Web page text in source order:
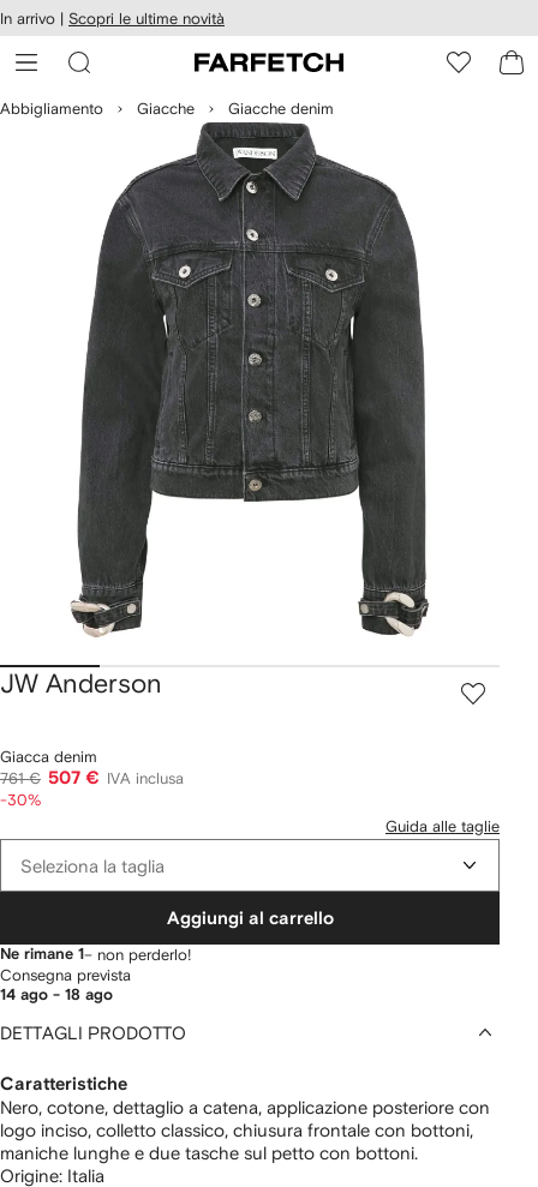
ai
In arrivo | Scopri le ultime novità
Abbigliamento Giacche Giacche denim
JW Anderson
Giacca denim
761 € 507 €
IVA inclusa
-30%
Guida alle taglie
Seleziona la taglia
Aggiungi al carrello
Ne rimane 1– non perderlo!
Consegna prevista
14 ago - 18 ago
DETTAGLI PRODOTTO
Caratteristiche
Nero, cotone, dettaglio a catena, applicazione posteriore con
logo inciso, colletto classico, chiusura frontale con bottoni,
maniche lunghe e due tasche sul petto con bottoni.
Origine: Italia